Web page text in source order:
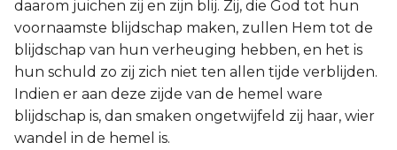
daarom juichen zij en zijn blij. Zij, die God tot hun
voornaamste blijdschap maken, zullen Hem tot de
blijdschap van hun verheuging hebben, en het is
hun schuld zo zij zich niet ten allen tijde verblijden.
Indien er aan deze zijde van de hemel ware
blijdschap is, dan smaken ongetwijfeld zij haar, wier
wandel in de hemel is.